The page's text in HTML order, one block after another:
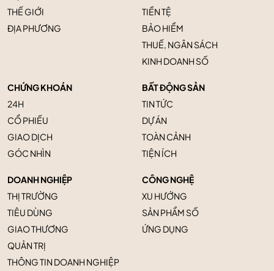
THẾ GIỚI
ĐỊA PHƯƠNG
TIỀN TỆ
BẢO HIỂM
THUẾ, NGÂN SÁCH
KINH DOANH SỐ
CHỨNG KHOÁN
24H
CỔ PHIẾU
GIAO DỊCH
GÓC NHÌN
BẤT ĐỘNG SẢN
TIN TỨC
DỰ ÁN
TOÀN CẢNH
TIỆN ÍCH
DOANH NGHIỆP
THỊ TRƯỜNG
TIÊU DÙNG
GIAO THƯƠNG
QUẢN TRỊ
THÔNG TIN DOANH NGHIỆP
CÔNG NGHỆ
XU HƯỚNG
SẢN PHẨM SỐ
ỨNG DỤNG